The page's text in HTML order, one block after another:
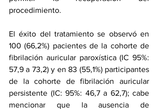
procedimiento.
El éxito del tratamiento se observó en
100 (66,2%) pacientes de la cohorte de
fibrilación auricular paroxística (IC 95%:
57,9 a 73,2) y en 83 (55,1%) participantes
de la cohorte de fibrilación auricular
persistente (IC: 95%: 46,7 a 62,7); cabe
mencionar que la ausencia de